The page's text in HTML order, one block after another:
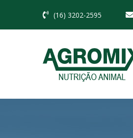
(16) 3202-2595